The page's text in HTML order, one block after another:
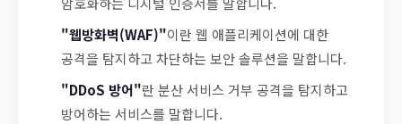
"웹방화벽(WAF)"이란 웹 애플리케이션에 대한
공격을 탐지하고 차단하는 보안 솔루션을 말합니다.
"DDoS 방어"란 분산 서비스 거부 공격을 탐지하고
방어하는 서비스를 말합니다.